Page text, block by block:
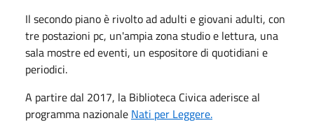
Il secondo piano è rivolto ad adulti e giovani adulti, con
tre postazioni pc, un'ampia zona studio e lettura, una
sala mostre ed eventi, un espositore di quotidiani e
periodici.
A partire dal 2017, la Biblioteca Civica aderisce al
programma nazionale Nati per Leggere.